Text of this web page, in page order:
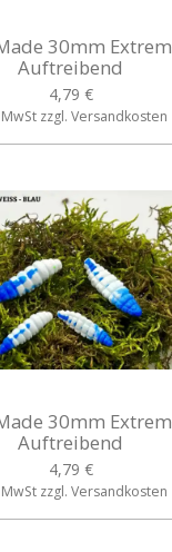
30mm Extrem
Auftreibend
4,79 €
zzgl. Versandkosten
30mm Extrem
Auftreibend
4,79 €
zzgl. Versandkosten